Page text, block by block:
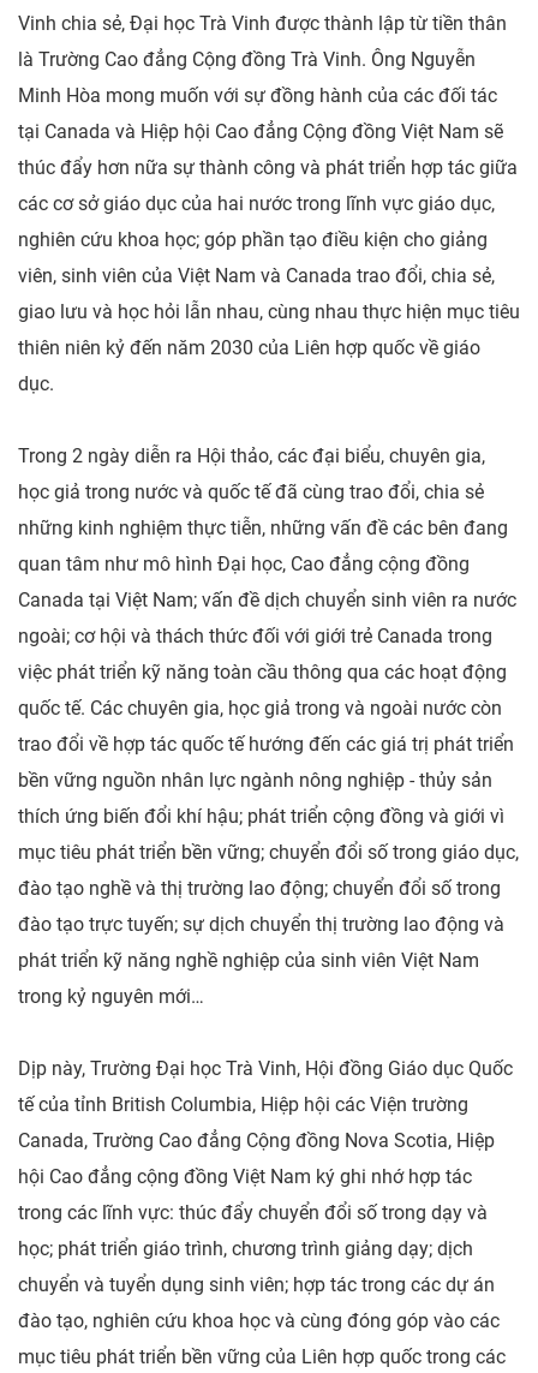
Vinh chia sẻ, Đại học Trà Vinh được thành lập từ tiền thân
là Trường Cao đẳng Cộng đồng Trà Vinh. Ông Nguyễn
Minh Hòa mong muốn với sự đồng hành của các đối tác
tại Canada và Hiệp hội Cao đẳng Cộng đồng Việt Nam sẽ
thúc đẩy hơn nữa sự thành công và phát triển hợp tác giữa
các cơ sở giáo dục của hai nước trong lĩnh vực giáo dục,
nghiên cứu khoa học; góp phần tạo điều kiện cho giảng
viên, sinh viên của Việt Nam và Canada trao đổi, chia sẻ,
giao lưu và học hỏi lẫn nhau, cùng nhau thực hiện mục tiêu
thiên niên kỷ đến năm 2030 của Liên hợp quốc về giáo
dục.
Trong 2 ngày diễn ra Hội thảo, các đại biểu, chuyên gia,
học giả trong nước và quốc tế đã cùng trao đổi, chia sẻ
những kinh nghiệm thực tiễn, những vấn đề các bên đang
quan tâm như mô hình Đại học, Cao đẳng cộng đồng
Canada tại Việt Nam; vấn đề dịch chuyển sinh viên ra nước
ngoài; cơ hội và thách thức đối với giới trẻ Canada trong
việc phát triển kỹ năng toàn cầu thông qua các hoạt động
quốc tế. Các chuyên gia, học giả trong và ngoài nước còn
trao đổi về hợp tác quốc tế hướng đến các giá trị phát triển
bền vững nguồn nhân lực ngành nông nghiệp - thủy sản
thích ứng biến đổi khí hậu; phát triển cộng đồng và giới vì
mục tiêu phát triển bền vững; chuyển đổi số trong giáo dục,
đào tạo nghề và thị trường lao động; chuyển đổi số trong
đào tạo trực tuyến; sự dịch chuyển thị trường lao động và
phát triển kỹ năng nghề nghiệp của sinh viên Việt Nam
trong kỷ nguyên mới…
Dịp này, Trường Đại học Trà Vinh, Hội đồng Giáo dục Quốc
tế của tỉnh British Columbia, Hiệp hội các Viện trường
Canada, Trường Cao đẳng Cộng đồng Nova Scotia, Hiệp
hội Cao đẳng cộng đồng Việt Nam ký ghi nhớ hợp tác
trong các lĩnh vực: thúc đẩy chuyển đổi số trong dạy và
học; phát triển giáo trình, chương trình giảng dạy; dịch
chuyển và tuyển dụng sinh viên; hợp tác trong các dự án
đào tạo, nghiên cứu khoa học và cùng đóng góp vào các
mục tiêu phát triển bền vững của Liên hợp quốc trong các